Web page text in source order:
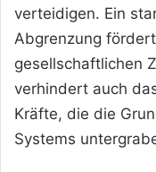
verteidigen. Ein
Abgrenzung
gesellschaftlichen
verhindert auch
Kräfte, die die
Systems